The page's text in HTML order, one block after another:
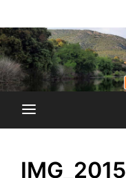
al
contenido